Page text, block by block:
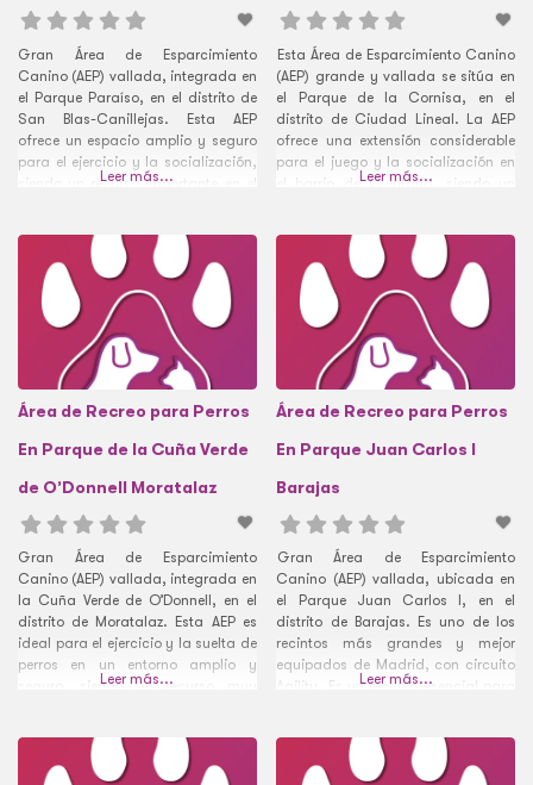
Gran Área de Esparcimiento
Canino (AEP) vallada, integrada en
el Parque Paraíso, en el distrito de
San Blas-Canillejas. Esta AEP
ofrece un espacio amplio y seguro
para el ejercicio y la socialización,
siendo un recurso importante en el
Leer más...
Esta Área de Esparcimiento Canino
(AEP) grande y vallada se sitúa en
el Parque de la Cornisa, en el
distrito de Ciudad Lineal. La AEP
ofrece una extensión considerable
para el juego y la socialización en
el barrio de Quintana, siendo un
Leer más...
Área de Recreo para Perros
En Parque de la Cuña Verde
de O’Donnell Moratalaz
Gran Área de Esparcimiento
Canino (AEP) vallada, integrada en
la Cuña Verde de O’Donnell, en el
distrito de Moratalaz. Esta AEP es
ideal para el ejercicio y la suelta de
perros en un entorno amplio y
seguro, siendo un recurso muy
Leer más...
Área de Recreo para Perros
En Parque Juan Carlos I
Barajas
Gran Área de Esparcimiento
Canino (AEP) vallada, ubicada en
el Parque Juan Carlos I, en el
distrito de Barajas. Es uno de los
recintos más grandes y mejor
equipados de Madrid, con circuito
Agility. Es un recurso esencial para
Leer más...